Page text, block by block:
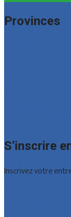
Provinces
S’inscrire
Inscrivez votre